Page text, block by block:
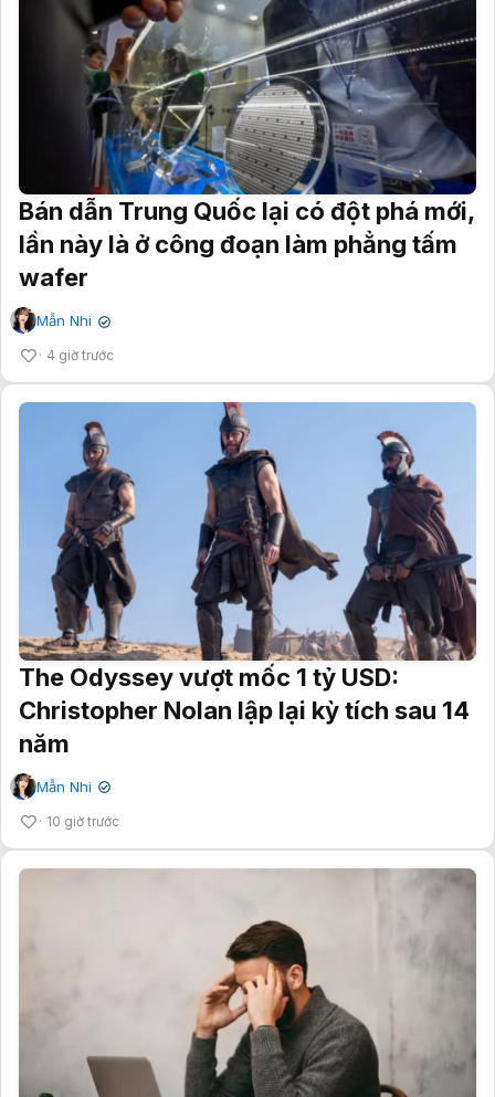
Bán dẫn Trung Quốc lại có đột phá mới,
lần này là ở công đoạn làm phẳng tấm
wafer
Mẫn Nhi ✔
4 giờ trước
The Odyssey vượt mốc 1 tỷ USD:
Christopher Nolan lập lại kỳ tích sau 14
năm
Mẫn Nhi ✔
10 giờ trước